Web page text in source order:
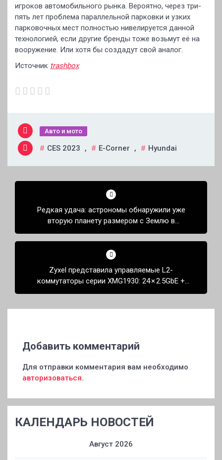
игроков автомобильного рынка. Вероятно, через три-
пять лет проблема параллельной парковки и узких
парковочных мест полностью нивелируется данной
технологией, если другие бренды тоже возьмут её на
вооружение. Или хотя бы создадут свой аналог.
Источник trashbox
Авто и мото
CES 2023 , E-Corner , Hyundai
Навигация
записямРедкая удача: астрономы обнаружили уже
вторую планету размером с Землю в
обитаемой зоне звезды TOI 700
Zyxel представила управляемые L2-
коммутаторы серии XMG1930: 24 × 2.5GbE +
6 × 10GbE
Добавить комментарий
Для отправки комментария вам необходимо
авторизоваться.
КАЛЕНДАРЬ НОВОСТЕЙ
Август 2026